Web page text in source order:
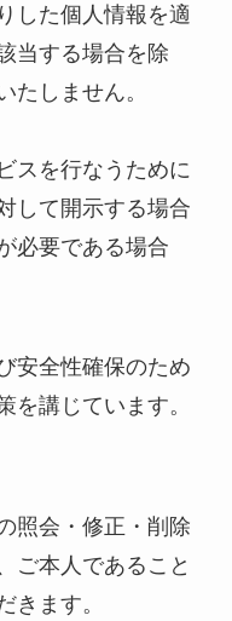
した個人情報を適
当する場合を除
たしません。
スを行なうために
して開示する場合
必要である場合
安全性確保のため
を講じています。
照会・修正・削除
ご本人であること
きます。